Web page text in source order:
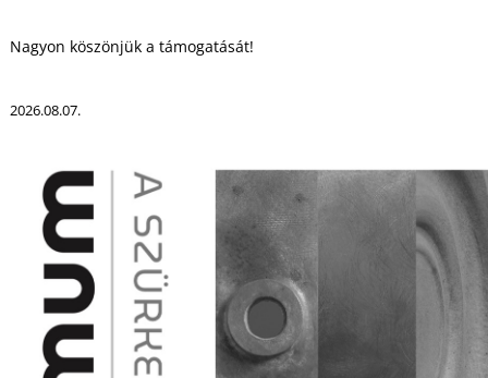
Nagyon köszönjük a támogatását!
2026.08.07.